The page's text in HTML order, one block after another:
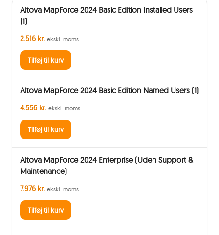
Altova MapForce 2024 Basic Edition Installed Users
(1)
2.516 kr. ekskl. moms
Tilføj til kurv
Altova MapForce 2024 Basic Edition Named Users (1)
4.556 kr. ekskl. moms
Tilføj til kurv
Altova MapForce 2024 Enterprise (Uden Support &
Maintenance)
7.976 kr. ekskl. moms
Tilføj til kurv